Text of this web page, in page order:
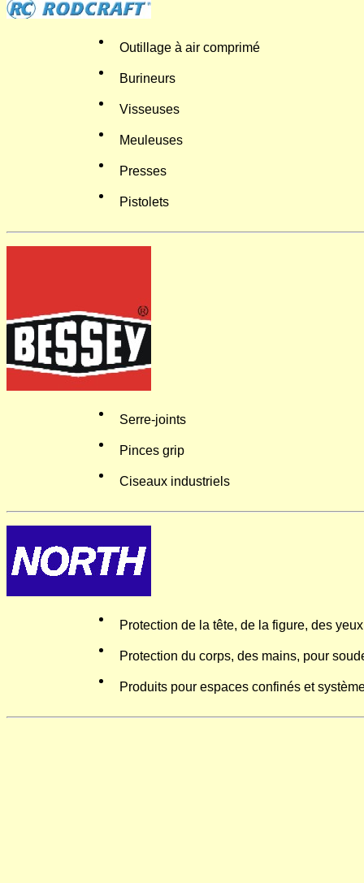
Outillage à air comprimé
Burineurs
Visseuses
Meuleuses
Presses
Pistolets
Serre-joints
Pinces grip
Ciseaux industriels
Protection de la tête, de la figure, des
Protection du corps, des mains, pour
Produits pour espaces confinés et